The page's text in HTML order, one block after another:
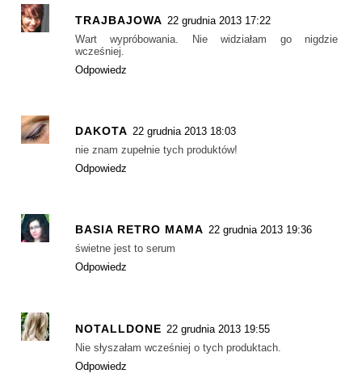
TRAJBAJOWA 22 grudnia 2013 17:22
Wart wypróbowania. Nie widziałam go nigdzie
wcześniej.
Odpowiedz
DAKOTA 22 grudnia 2013 18:03
nie znam zupełnie tych produktów!
Odpowiedz
BASIA RETRO MAMA 22 grudnia 2013 19:36
świetne jest to serum
Odpowiedz
NOTALLDONE 22 grudnia 2013 19:55
Nie słyszałam wcześniej o tych produktach.
Odpowiedz